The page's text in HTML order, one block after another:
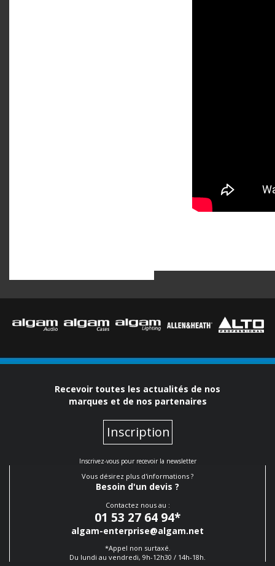
Recevoir toutes les actualités de nos
marques et de nos partenaires
Inscription
Inscrivez-vous pour recevoir la newsletter
Vous désirez plus d'informations ?
Besoin d'un devis ?
Contactez nous au :
01 53 27 64 94*
algam-enterprise@algam.net
*Appel non surtaxé.
Du lundi au vendredi, 9h-12h30 / 14h-18h.